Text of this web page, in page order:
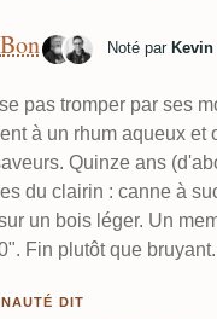
Bon Noté par
pas tromper par ses
à un rhum aqueux et
Quinze ans
du clairin : canne à
un bois léger. Un
Fin plutôt que bruyant.
DIT